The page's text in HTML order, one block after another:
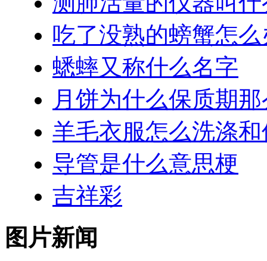
吃了没熟的螃蟹怎么
蟋蟀又称什么名字
月饼为什么保质期
羊毛衣服怎么洗涤
导管是什么意思梗
吉祥彩
图片新闻